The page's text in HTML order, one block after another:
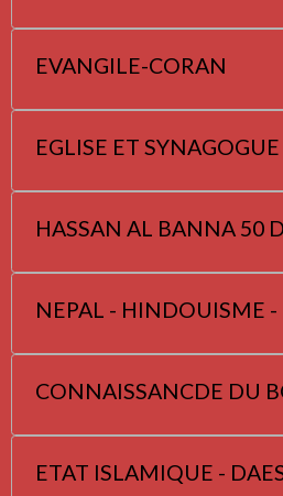
EVANGILE-CORAN
EGLISE ET SYNAGOGUE
HASSAN AL BANNA 50
NEPAL - HINDOUISME -
CONNAISSANCDE DU
ETAT ISLAMIQUE -